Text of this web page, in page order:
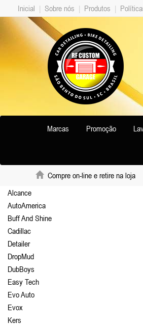
Inicial | Sobre nós | Produtos |
Marcas Promoção
Compre on-line e retire na loja
Alcance
AutoAmerica
Buff And Shine
Cadillac
Detailer
DropMud
DubBoys
Easy Tech
Evo Auto
Evox
Kers